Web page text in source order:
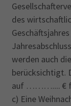
des
werden auch
berücksichtigt.
auf ……….... €
c) Eine